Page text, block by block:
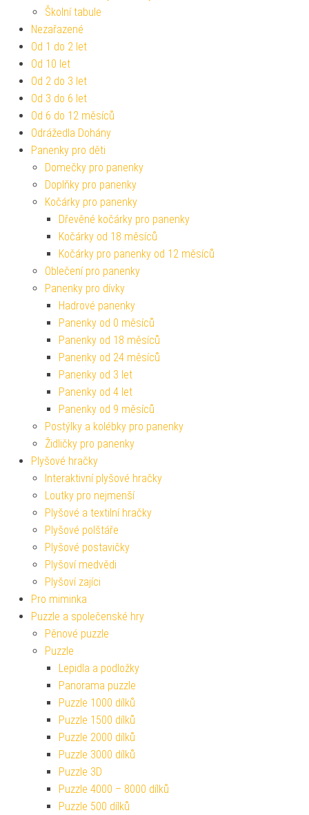
Školní tabule
Nezařazené
Od 1 do 2 let
Od 10 let
Od 2 do 3 let
Od 3 do 6 let
Od 6 do 12 měsíců
Odrážedla Dohány
Panenky pro děti
Domečky pro panenky
Doplňky pro panenky
Kočárky pro panenky
Dřevěné kočárky pro panenky
Kočárky od 18 měsíců
Kočárky pro panenky od 12 měsíců
Oblečení pro panenky
Panenky pro dívky
Hadrové panenky
Panenky od 0 měsíců
Panenky od 18 měsíců
Panenky od 24 měsíců
Panenky od 3 let
Panenky od 4 let
Panenky od 9 měsíců
Postýlky a kolébky pro panenky
Židličky pro panenky
Plyšové hračky
Interaktivní plyšové hračky
Loutky pro nejmenší
Plyšové a textilní hračky
Plyšové polštáře
Plyšové postavičky
Plyšoví medvědi
Plyšoví zajíci
Pro miminka
Puzzle a společenské hry
Pěnové puzzle
Puzzle
Lepidla a podložky
Panorama puzzle
Puzzle 1000 dílků
Puzzle 1500 dílků
Puzzle 2000 dílků
Puzzle 3000 dílků
Puzzle 3D
Puzzle 4000 – 8000 dílků
Puzzle 500 dílků